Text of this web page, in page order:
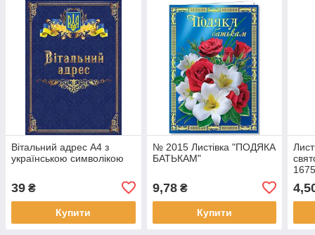
Вітальний адрес А4 з
українською символікою
39 ₴
Купити
№ 2015 Листівка "ПОДЯКА
БАТЬКАМ"
9,78₴
Купити